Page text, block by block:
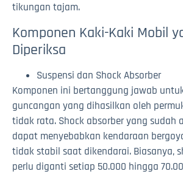
tikungan tajam.
Komponen Kaki-Kaki Mobil
Diperiksa
Suspensi dan Shock Absorber
Komponen ini bertanggung jawab
guncangan yang dihasilkan oleh
tidak rata. Shock absorber yang sudah
dapat menyebabkan kendaraan
tidak stabil saat dikendarai. Biasanya,
perlu diganti setiap 50.000 hingga